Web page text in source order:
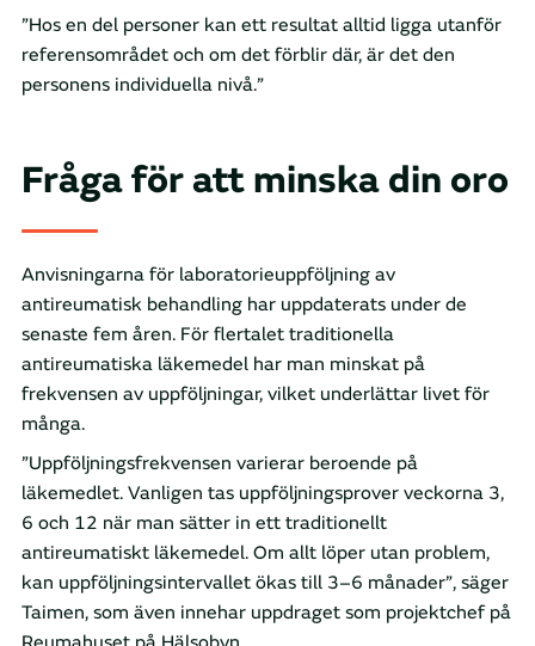
”Hos en del personer kan ett resultat alltid ligga utanför
referensområdet och om det förblir där, är det den
personens individuella nivå.”
Fråga för att minska din oro
Anvisningarna för laboratorieuppföljning av
antireumatisk behandling har uppdaterats under de
senaste fem åren. För flertalet traditionella
antireumatiska läkemedel har man minskat på
frekvensen av uppföljningar, vilket underlättar livet för
många.
”Uppföljningsfrekvensen varierar beroende på
läkemedlet. Vanligen tas uppföljningsprover veckorna 3,
6 och 12 när man sätter in ett traditionellt
antireumatiskt läkemedel. Om allt löper utan problem,
kan uppföljningsintervallet ökas till 3–6 månader”, säger
Taimen, som även innehar uppdraget som projektchef på